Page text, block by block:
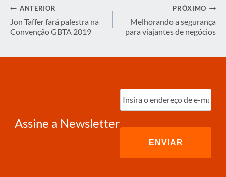
Navegação
de
Post
ANTERIOR
Jon Taffer fará palestra na
Convenção GBTA 2019
PRÓXIMO
Melhorando a segurança
para viajantes de negócios
Assine a Newsletter
Digite
o
e-